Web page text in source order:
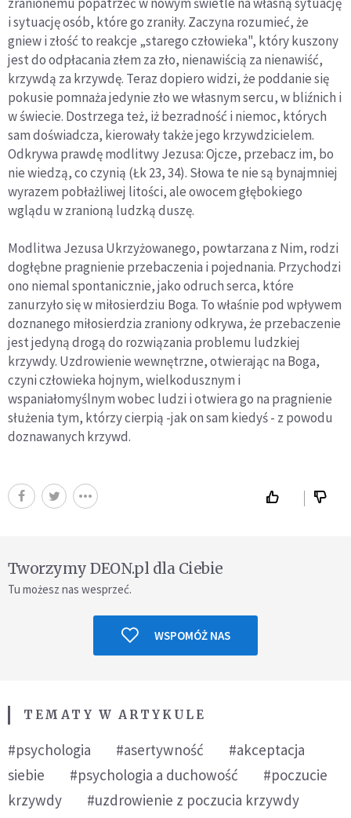
i sytuację osób, które go zraniły. Zaczyna rozumieć, że
gniew i złość to reakcje „starego człowieka", który kuszony
jest do odpłacania złem za zło, nienawiścią za nienawiść,
krzywdą za krzywdę. Teraz dopiero widzi, że poddanie się
pokusie pomnaża jedynie zło we własnym sercu, w bliźnich i
w świecie. Dostrzega też, iż bezradność i niemoc, których
sam doświadcza, kierowały także jego krzywdzicielem.
Odkrywa prawdę modlitwy Jezusa: Ojcze, przebacz im, bo
nie wiedzą, co czynią (Łk 23, 34). Słowa te nie są bynajmniej
wyrazem pobłażliwej litości, ale owocem głębokiego
wglądu w zranioną ludzką duszę.
Modlitwa Jezusa Ukrzyżowanego, powtarzana z Nim, rodzi
dogłębne pragnienie przebaczenia i pojednania. Przychodzi
ono niemal spontanicznie, jako odruch serca, które
zanurzyło się w miłosierdziu Boga. To właśnie pod wpływem
doznanego miłosierdzia zraniony odkrywa, że przebaczenie
jest jedyną drogą do rozwiązania problemu ludzkiej
krzywdy. Uzdrowienie wewnętrzne, otwierając na Boga,
czyni człowieka hojnym, wielkodusznym i
wspaniałomyślnym wobec ludzi i otwiera go na pragnienie
służenia tym, którzy cierpią -jak on sam kiedyś - z powodu
doznawanych krzywd.
Tworzymy DEON.pl dla Ciebie
Tu możesz nas wesprzeć.
WSPOMÓŻ NAS
TEMATY W ARTYKULE
#psychologia #asertywność
#akceptacja
siebie
#psychologia a duchowość
#poczucie
krzywdy
#uzdrowienie z poczucia krzywdy